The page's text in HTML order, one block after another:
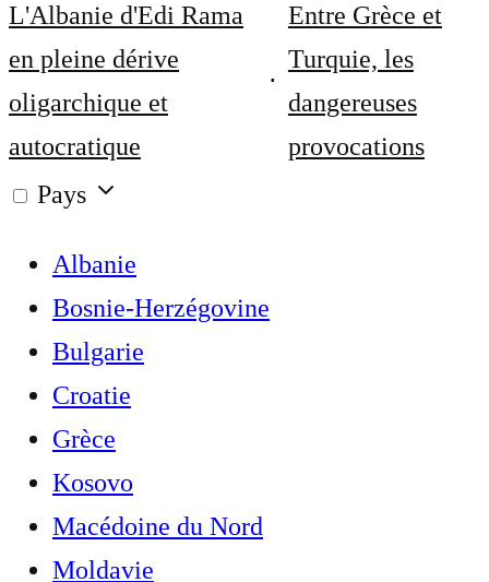
L'Albanie d'Edi Rama
en pleine dérive
oligarchique et
autocratique
Entre Grèce et
Turquie, les
dangereuses
provocations
Pays
Albanie
Bosnie-Herzégovine
Bulgarie
Croatie
Grèce
Kosovo
Macédoine du Nord
Moldavie